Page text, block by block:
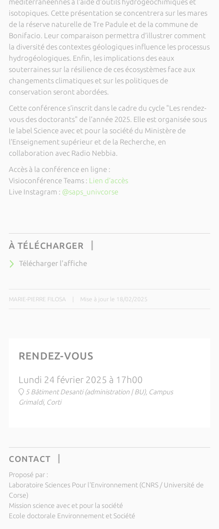
méditerranéennes à l’aide d’outils hydrogéochimiques et
isotopiques. Cette présentation se concentrera sur les mares
de la réserve naturelle de Tre Padule et de la commune de
Bonifacio. Leur comparaison permettra d’illustrer comment
la diversité des contextes géologiques influence les processus
hydrogéologiques. Enfin, les implications des eaux
souterraines sur la résilience de ces écosystèmes face aux
changements climatiques et sur les politiques de
conservation seront abordées.
Cette conférence s’inscrit dans le cadre du cycle "Les rendez-
vous des doctorants" de l’année 2025. Elle est organisée sous
le label Science avec et pour la société du Ministère de
l’Enseignement supérieur et de la Recherche, en
collaboration avec Radio Nebbia.
Accès à la conférence en ligne :
Visioconférence Teams : Lien d’accès
Live Instagram : @saps_univcorse
À TÉLÉCHARGER
Télécharger l'affiche
MARIE-PIERRE FILOSA Mise à jour le 18/02/2025
RENDEZ-VOUS
Lundi 24 février 2025 à 17h00
5 Bâtiment Desanti (administration | BU), Campus
Grimaldi, Corti
CONTACT
Proposé par :
Laboratoire Sciences Pour l'Environnement (CNRS / Université de
Corse)
Mission science avec et pour la société
Ecole doctorale Environnement et Société